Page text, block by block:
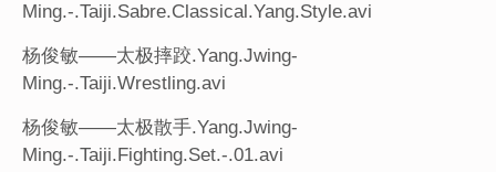
Ming.-.Taiji.Sabre.Classical.Yang.Style.avi
杨俊敏——太极摔跤.Yang.Jwing-
Ming.-.Taiji.Wrestling.avi
杨俊敏——太极散手.Yang.Jwing-
Ming.-.Taiji.Fighting.Set.-.01.avi